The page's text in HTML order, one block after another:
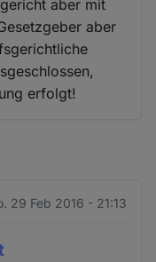
aber mit
aber
erfolgt!
29 Feb 2016 - 21:13